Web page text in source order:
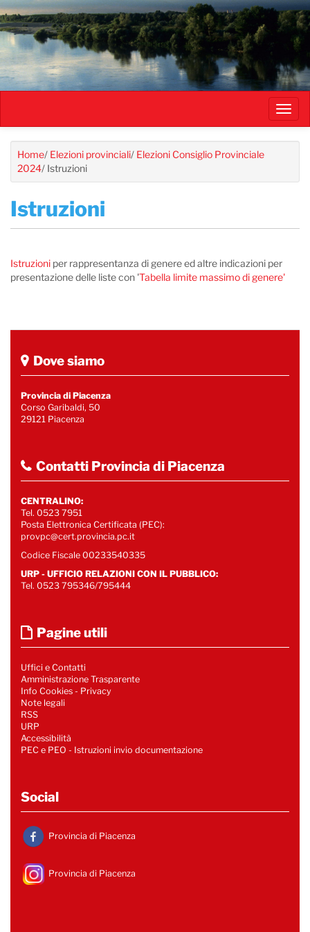
Salta
al
contenuto
principale
Home/ Elezioni provinciali/ Elezioni Consiglio Provinciale
2024/ Istruzioni
Istruzioni
Istruzioni per rappresentanza di genere ed altre indicazioni per
presentazione delle liste con 'Tabella limite massimo di genere'
Dove siamo
Provincia di Piacenza
Corso Garibaldi, 50
29121 Piacenza
Contatti Provincia di Piacenza
CENTRALINO:
Tel. 0523 7951
Posta Elettronica Certificata (PEC):
provpc@cert.provincia.pc.it
Codice Fiscale 00233540335
URP - UFFICIO RELAZIONI CON IL PUBBLICO:
Tel. 0523 795346/795444
Pagine utili
Uffici e Contatti
Amministrazione Trasparente
Info Cookies - Privacy
Note legali
RSS
URP
Accessibilità
PEC e PEO - Istruzioni invio documentazione
Social
Provincia di Piacenza
Provincia di Piacenza